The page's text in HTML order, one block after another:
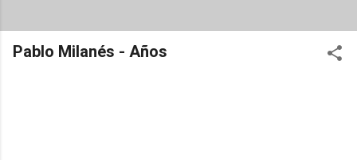
Pablo Milanés - Años